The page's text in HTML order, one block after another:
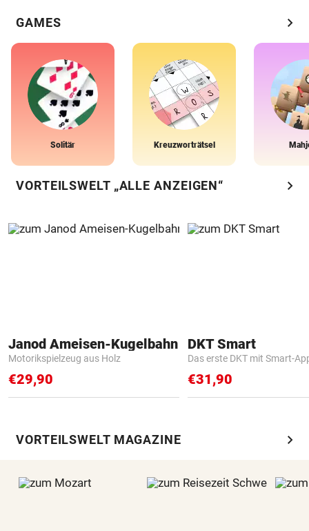
GAMES chevron_right
Solitär Kreuzworträtsel
VORTEILSWELT „ALLE ANZEIGEN“ chevron_right
Janod Ameisen-Kugelbahn
Motorikspielzeug aus Holz
€29,90
DKT Smart
Das erste DKT mit Smart-
€31,90
VORTEILSWELT MAGAZINE chevron_right